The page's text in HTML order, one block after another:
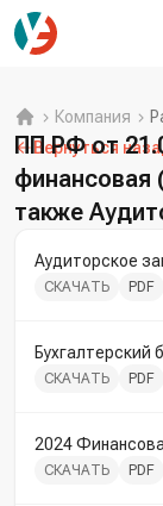
Компания
Вернуться
ПП РФ от
финансовая
также
Аудиторское
СКАЧАТЬ PDF
Бухгалтерский
СКАЧАТЬ PDF
2024
СКАЧАТЬ PDF